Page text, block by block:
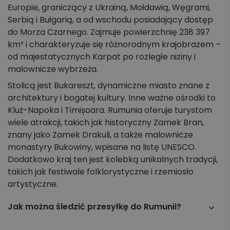
Europie, graniczący z Ukrainą, Mołdawią, Węgrami,
Serbią i Bułgarią, a od wschodu posiadający dostęp
do Morza Czarnego. Zajmuje powierzchnię 238 397
km² i charakteryzuje się różnorodnym krajobrazem –
od majestatycznych Karpat po rozległe niziny i
malownicze wybrzeża.
Stolicą jest Bukareszt, dynamiczne miasto znane z
architektury i bogatej kultury. Inne ważne ośrodki to
Kluż-Napoka i Timișoara. Rumunia oferuje turystom
wiele atrakcji, takich jak historyczny Zamek Bran,
znany jako Zamek Drakuli, a także malownicze
monastyry Bukowiny, wpisane na listę UNESCO.
Dodatkowo kraj ten jest kolebką unikalnych tradycji,
takich jak festiwale folklorystyczne i rzemiosło
artystyczne.
Jak można śledzić przesyłkę do Rumunii?